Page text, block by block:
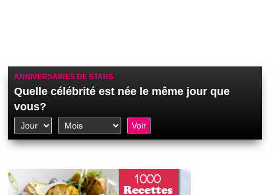
ANNIVERSAIRES DE STARS
Quelle célébrité est née le même jour que
vous?